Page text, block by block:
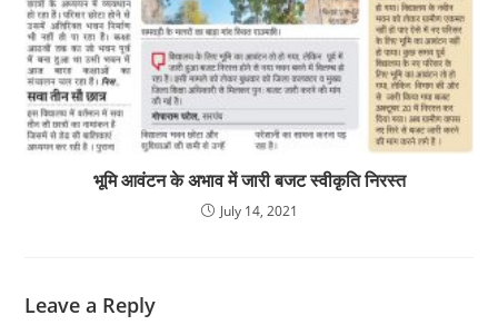
भूमि आवंटन के अभाव में जारी बजट स्वीकृति निरस्त
July 14, 2021
Leave a Reply